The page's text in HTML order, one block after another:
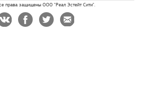
права защищены ООО "Реал Эстейт Сити".